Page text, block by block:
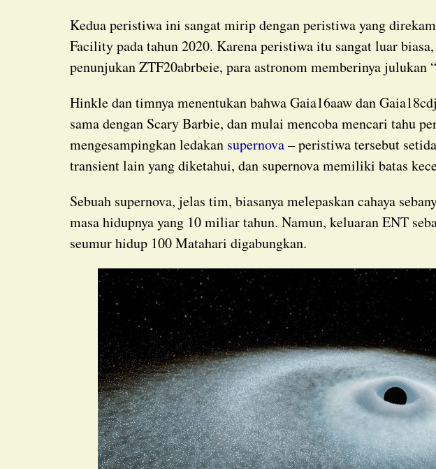
Kedua peristiwa ini sangat mirip dengan peristiwa yang direkam oleh Zwicky Transient
Facility pada tahun 2020. Karena peristiwa itu sangat luar
penunjukan ZTF20abrbeie, para astronom memberinya julukan “
Hinkle dan timnya menentukan bahwa Gaia16aaw dan Gaia18cdj adalah jenis peristiwa yang
sama dengan Scary Barbie, dan mulai mencoba mencari tahu
mengesampingkan ledakan supernova– peristiwa tersebut
transient lain yang diketahui, dan supernova memiliki batas
Sebuah supernova, jelas tim, biasanya melepaskan cahaya sebanyak Matahari selama seluruh
masa hidupnya yang 10 miliar tahun. Namun, keluaran ENT
seumur hidup 100 Matahari digabungkan.